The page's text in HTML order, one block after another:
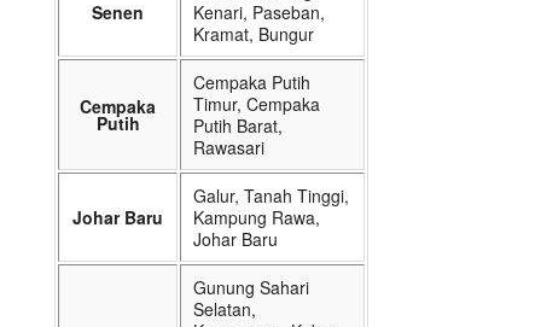
Senen
Kenari, Paseban,
Kramat, Bungur
Cempaka
Putih
Cempaka Putih
Timur, Cempaka
Putih Barat,
Rawasari
Johar Baru
Galur, Tanah Tinggi,
Kampung Rawa,
Johar Baru
Gunung Sahari
Selatan,